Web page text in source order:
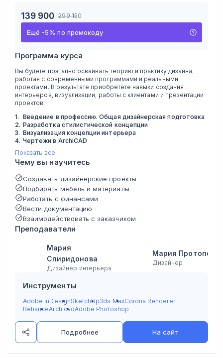
139 900 299 150
Ещё -5% по промокоду
Программа курса
Вы будете поэтапно осваивать теорию и практику дизайна,
работая с современными программами и реальными
проектами. В результате приобретёте навыки создания
интерьеров, визуализации, работы с клиентами и презентации
проектов.
1. Введение в профессию. Общая дизайнерская подготовка
2. Разработка стилистической концепции
3. Визуализация концепции интерьера
4. Чертежи в ArchiCAD
Показать все
Чему вы научитесь
Создавать дизайнерские проекты
Подбирать мебель и материалы
Работать с финансами
Вести документацию
Взаимодействовать с заказчиком
Преподаватели
Мария
Спиридонова
Дизайнер интерьера
Мария
Дизайнер
Инструменты
Adobe InDesignSketchUp3ds MaxCorona Renderer
BehanceArchicadAdobe Photoshop
Подробнее На сайт